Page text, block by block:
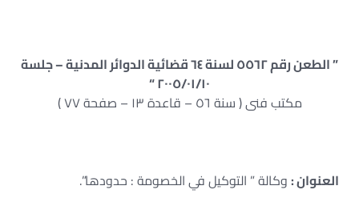
” الطعن رقم ٥٥٦٢ لسنة ٦٤ قضائية الدوائر المدنية – جلسة
٢٠٠٥/٠١/١٠ “
مكتب فنى ( سنة ٥٦ – قاعدة ١٣ – صفحة ٧٧ )
العنوان :وكالة ” التوكيل في الخصومة : حدودها”.